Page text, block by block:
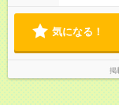
労働時間に
気になる！
掲